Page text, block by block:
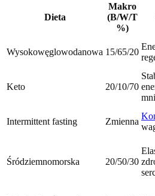
Dieta
Makro
(B/W/T
%)
Wysokowęglowodanowa 15/65/20
Keto 20/10/70
Intermittent fasting Zmienna
Śródziemnomorska 20/50/30